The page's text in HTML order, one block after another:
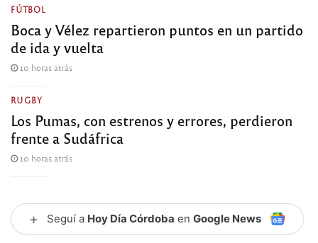
FÚTBOL
Boca y Vélez repartieron puntos en un partido
de ida y vuelta
10 horas atrás
RUGBY
Los Pumas, con estrenos y errores, perdieron
frente a Sudáfrica
10 horas atrás
+ Seguí a Hoy Día Córdoba en Google News